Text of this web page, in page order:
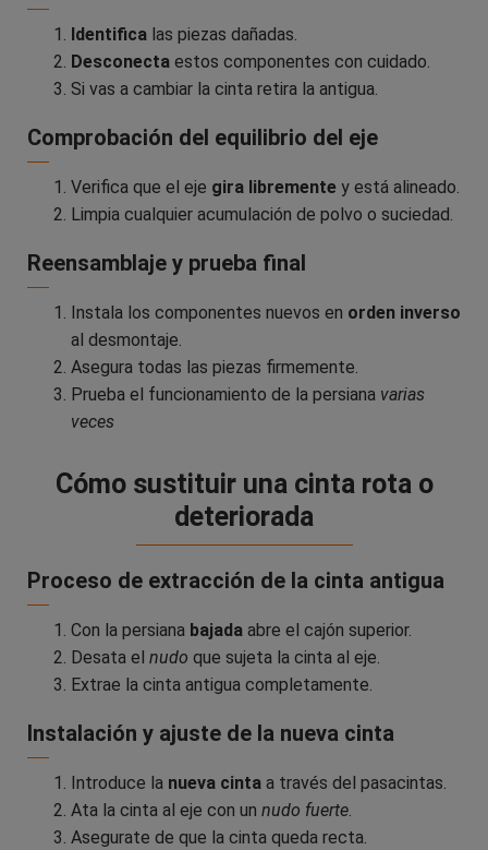
Identifica las piezas dañadas.
Desconecta estos componentes con cuidado.
Si vas a cambiar la cinta retira la antigua.
Comprobación del equilibrio del eje
Verifica que el eje gira libremente y está alineado.
Limpia cualquier acumulación de polvo o suciedad.
Reensamblaje y prueba final
Instala los componentes nuevos en orden inverso
al desmontaje.
Asegura todas las piezas firmemente.
Prueba el funcionamiento de la persiana varias
veces
Cómo sustituir una cinta rota o
deteriorada
Proceso de extracción de la cinta antigua
Con la persiana bajada abre el cajón superior.
Desata el nudo que sujeta la cinta al eje.
Extrae la cinta antigua completamente.
Instalación y ajuste de la nueva cinta
Introduce la nueva cinta a través del pasacintas.
Ata la cinta al eje con un nudo fuerte.
Asegurate de que la cinta queda recta.